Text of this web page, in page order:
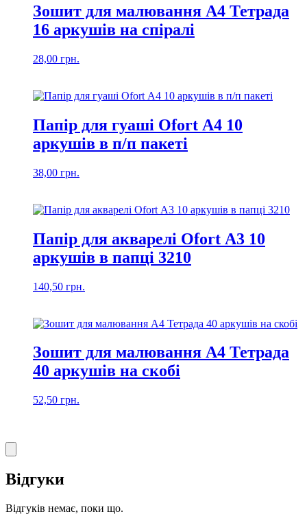
Зошит для малювання А4 Тетрада
16 аркушів на спіралі
28,00 грн.
Папір для гуаші Ofort А4 10
аркушів в п/п пакеті
38,00 грн.
Папір для акварелі Ofort А3 10
аркушів в папці 3210
140,50 грн.
Зошит для малювання А4 Тетрада
40 аркушів на скобі
52,50 грн.
Відгуки
Відгуків немає, поки що.